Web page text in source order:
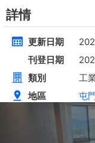
長沙灣 青山道485號
建築 3631呎@$4,682
實用 2542呎@$6,688